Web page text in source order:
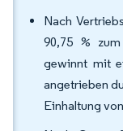
Nach
90,75 %
gewinnt mit
angetrieben
Einhaltung